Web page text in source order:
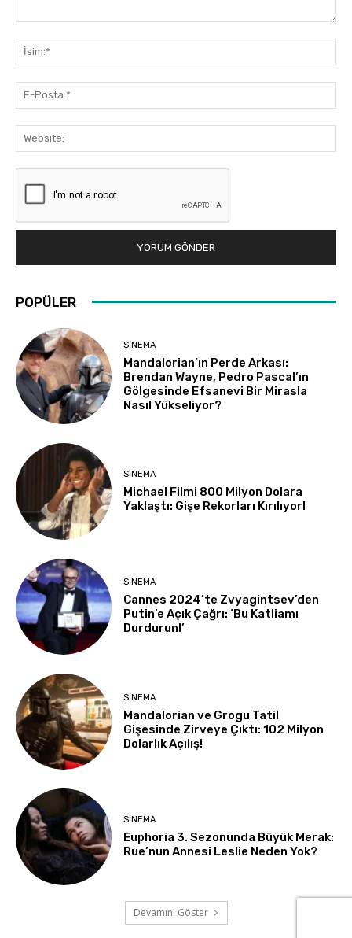
POPÜLER
SINEMA
Mandalorian’ın Perde Arkası:
Brendan Wayne, Pedro Pascal’ın
Gölgesinde Efsanevi Bir Mirasla
Nasıl Yükseliyor?
SINEMA
Michael Filmi 800 Milyon Dolara
Yaklaştı: Gişe Rekorları Kırılıyor!
SINEMA
Cannes 2024’te Zvyagintsev’den
Putin’e Açık Çağrı: ‘Bu Katliamı
Durdurun!’
SINEMA
Mandalorian ve Grogu Tatil
Gişesinde Zirveye Çıktı: 102 Milyon
Dolarlık Açılış!
SINEMA
Euphoria 3. Sezonunda Büyük Merak:
Rue’nun Annesi Leslie Neden Yok?
Devamını Göster